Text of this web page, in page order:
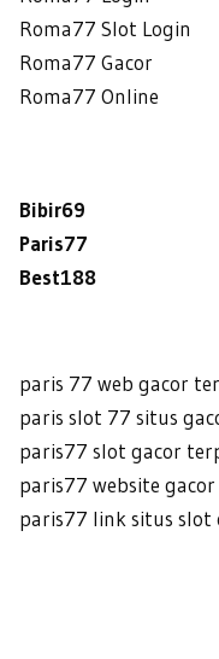
Roma77 Slot Login
Roma77 Gacor
Roma77 Online
Bibir69
Paris77
Best188
paris 77 web gacor
paris slot 77 situs
paris77 slot gacor
paris77 website
paris77 link situs slot